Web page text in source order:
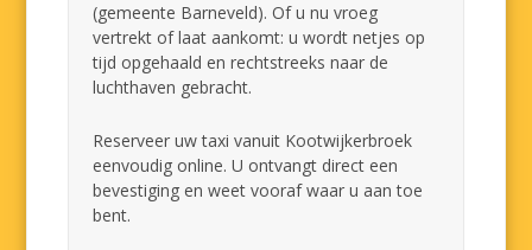
(gemeente Barneveld). Of u nu vroeg
vertrekt of laat aankomt: u wordt netjes op
tijd opgehaald en rechtstreeks naar de
luchthaven gebracht.
Reserveer uw taxi vanuit Kootwijkerbroek
eenvoudig online. U ontvangt direct een
bevestiging en weet vooraf waar u aan toe
bent.